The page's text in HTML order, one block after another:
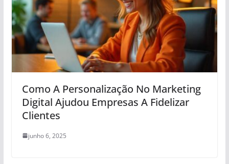
Como A Personalização No Marketing
Digital Ajudou Empresas A Fidelizar
Clientes
junho 6, 2025